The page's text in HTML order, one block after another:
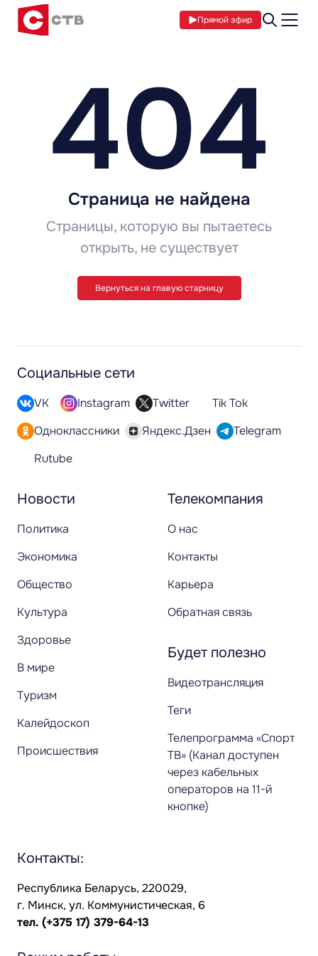
Прямой эфир
404
Страница не найдена
Страницы, которую вы пытаетесь
открыть, не существует
Вернуться на главую старницу
Новости
Политика
Экономика
Общество
Культура
Здоровье
В мире
Туризм
Калейдоскоп
Происшествия
Телекомпания
О нас
Контакты
Карьера
Обратная связь
Будет полезно
Видеотрансляция
Теги
Телепрограмма «Спорт
ТВ» (Канал доступен
через кабельных
операторов на 11-й
кнопке)
Социальные сети
VK Instagram Twitter
Tik Tok
Одноклассники
Яндекс.Дзен
Telegram
Rutube
Контакты:
Республика Беларусь, 220029,
г. Минск, ул. Коммунистическая, 6
тел. (+375 17) 379-64-13